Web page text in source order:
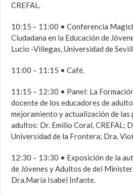
CREFAL.
10:15 – 11:00 • Conferencia
Ciudadana en la Educación de
Lucio -Villegas, Universidad de
11:00 – 11:15 • Café.
11:15 – 12:30 • Panel: La
docente de los educadores de
mejoramiento y actualización de las
adultos: Dr. Emilio Coral, CREFAL;
Universidad de la Frontera; Dra.
12:30 – 13:30 • Exposición de la
de Jóvenes y Adultos de del
Dra.María Isabel Infante.